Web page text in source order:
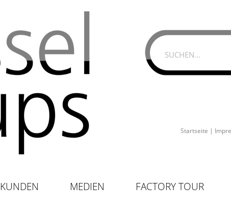
Startseite |
KUNDEN MEDIEN FACTORY TOUR